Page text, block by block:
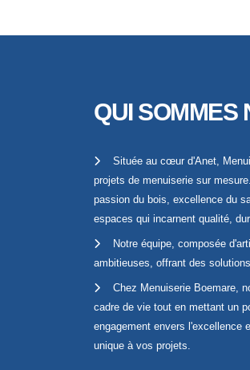
QUI SOMMES
Située au cœur d'Anet,
projets de menuiserie sur
passion du bois, excellence du
espaces qui incarnent qualité,
Notre équipe, composée
ambitieuses, offrant des
Chez Menuiserie Boemare,
cadre de vie tout en mettant un
engagement envers l'excellence
unique à vos projets.